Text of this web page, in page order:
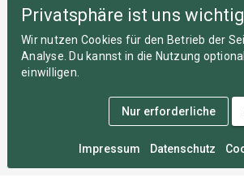
Privatsphäre ist uns wichtig
Wir nutzen Cookies für den Betrieb der
Analyse. Du kannst in die Nutzung
einwilligen.
Impressum Datenschutz
Nur erforderliche